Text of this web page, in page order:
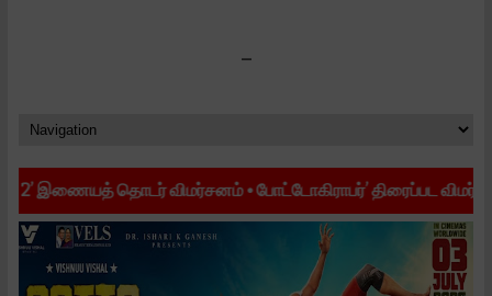
-
தொடர் விமர்சனம்•போட்டோகிராபர்’ திரைப்பட விமர்சனம்•